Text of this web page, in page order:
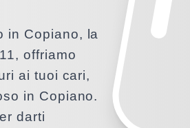
in Copiano, la
offriamo
ai tuoi cari,
in Copiano.
darti